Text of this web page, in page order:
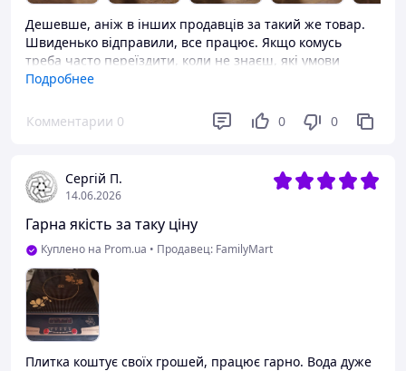
Дешевше, аніж в інших продавців за такий же товар.
Швиденько відправили, все працює. Якщо комусь
треба часто переїздити, коли не знаєш, які умови
будуть на новому місці. Підійде військовим, єдина
Подробнее
Комментарии 0 0 0
Сергій П.
14.06.2026
Гарна якість за таку ціну
Куплено на Prom.ua • Продавец: FamilyMart
Плитка коштує своїх грошей, працює гарно. Вода дуже